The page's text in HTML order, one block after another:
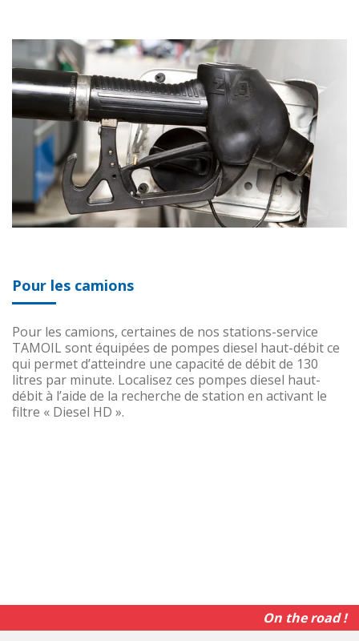
Pour les camions
Pour les camions, certaines de nos stations-service
TAMOIL sont équipées de pompes diesel haut-débit ce
qui permet d’atteindre une capacité de débit de 130
litres par minute. Localisez ces pompes diesel haut-
débit à l’aide de la recherche de station en activant le
filtre « Diesel HD ».
On the road !